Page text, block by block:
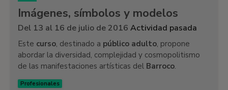
Imágenes, símbolos y modelos
Del 13 al 16 de julio de 2016 Actividad pasada
Este curso, destinado a público adulto, propone
abordar la diversidad, complejidad y cosmopolitismo
de las manifestaciones artísticas del Barroco.
Profesionales